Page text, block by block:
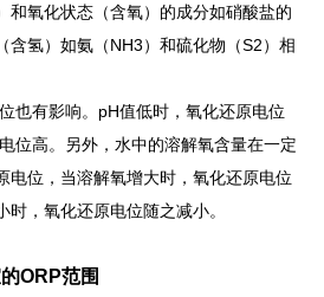
和氧化状态（含氧）的成分如硝酸盐的
含氢）如氨（NH3）和硫化物（S2）相
也有影响。pH值低时，氧化还原电位
位高。
另外，水中的溶解氧含量在一定
电位，当溶解氧增大时，氧化还原电位
，氧化还原电位随之减小。
ORP范围